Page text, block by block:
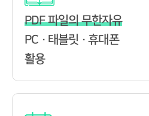
PDF 파일의 무한자유
PC · 태블릿 · 휴대폰
활용